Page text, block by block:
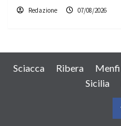
Redazione 07/08/2026
Sciacca Ribera Menfi
Sicilia